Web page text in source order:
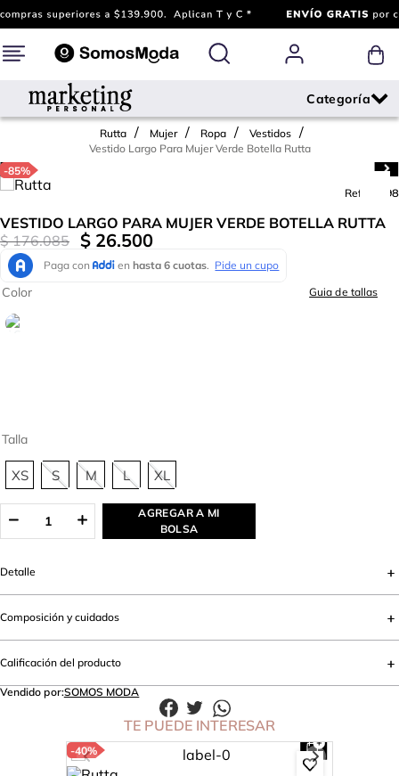
Rutta Mujer Ropa
Vestidos
Vestido Largo Para Mujer Verde Botella Rutta
-85%
Ref.
612198
VESTIDO LARGO PARA MUJER VERDE BOTELLA RUTTA
$ 176.085 $ 26.500
Talla
XS S M L XL
Color Guia de tallas
AGREGAR A MI
BOLSA
Detalle
Composición y cuidados
Calificación del producto
Vendido por:SOMOS MODA
TE PUEDE INTERESAR
-40%